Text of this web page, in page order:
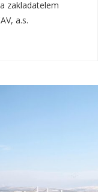
zakladatelem
a.s.